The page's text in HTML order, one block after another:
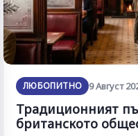
ЛЮБОПИТНО 9 Август
Традиционният
британското